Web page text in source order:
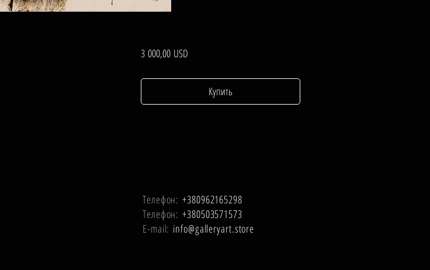
3 000,00 USDЦена
Купить
Телефон: +380962165298
Телефон: +380503571573
E-mail: info@galleryart.store